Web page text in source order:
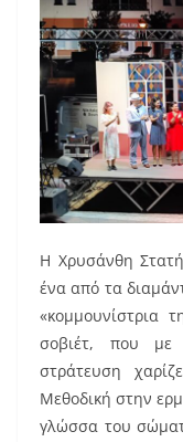
Η Χρυσάνθη
ένα από τα
«κομμουνίστρια
σοβιέτ, που με
στράτευση
Μεθοδική στην
γλώσσα του